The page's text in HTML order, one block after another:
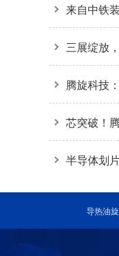
收官
来自中铁
应商奖+
三展绽放
业盛会
腾旋科技
导体装备
芯突破！
2026
半导体划
导热油